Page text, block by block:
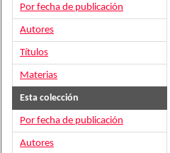
Por fecha de publicación
Autores
Títulos
Materias
Esta colección
Por fecha de publicación
Autores